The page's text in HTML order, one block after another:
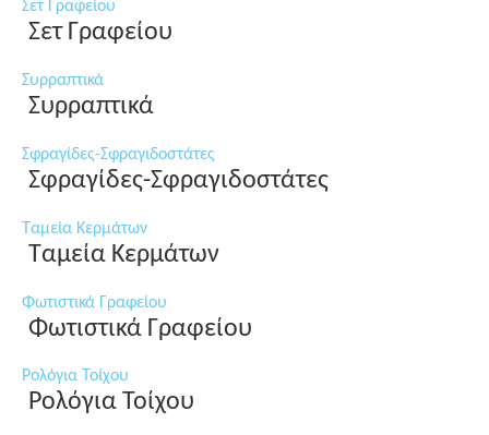
Σετ Γραφείου
Σετ Γραφείου
Συρραπτικά
Συρραπτικά
Σφραγίδες-Σφραγιδοστάτες
Σφραγίδες-Σφραγιδοστάτες
Ταμεία Κερμάτων
Ταμεία Κερμάτων
Φωτιστικά Γραφείου
Φωτιστικά Γραφείου
Ρολόγια Τοίχου
Ρολόγια Τοίχου